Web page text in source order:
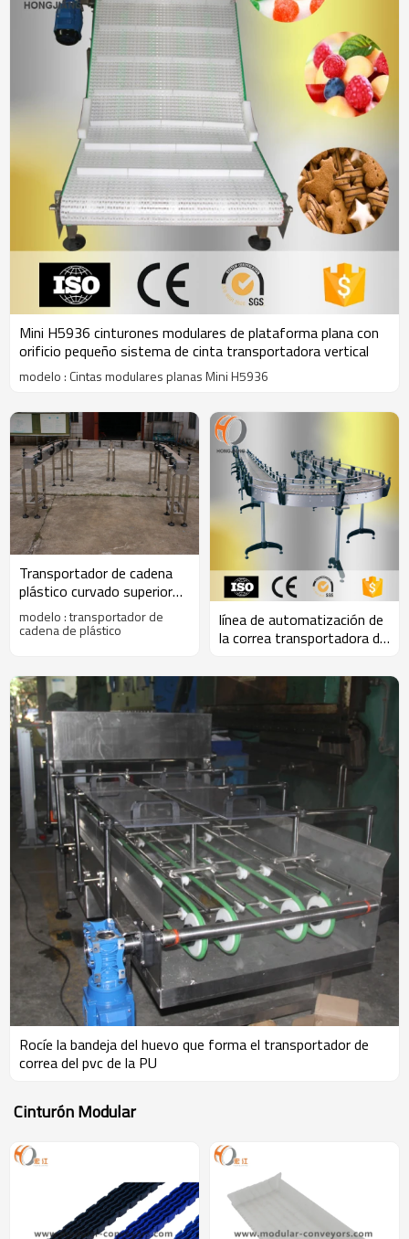
Mini H5936 cinturones modulares de plataforma plana con
orificio pequeño sistema de cinta transportadora vertical
modelo : Cintas modulares planas Mini H5936
Transportador de cadena
plástico curvado superior
plano de Uni 880 882
modelo : transportador de
cadena de plástico
línea de automatización de
la correa transportadora de
Rocíe la bandeja del huevo que forma el transportador de
correa del pvc de la PU
Cinturón Modular